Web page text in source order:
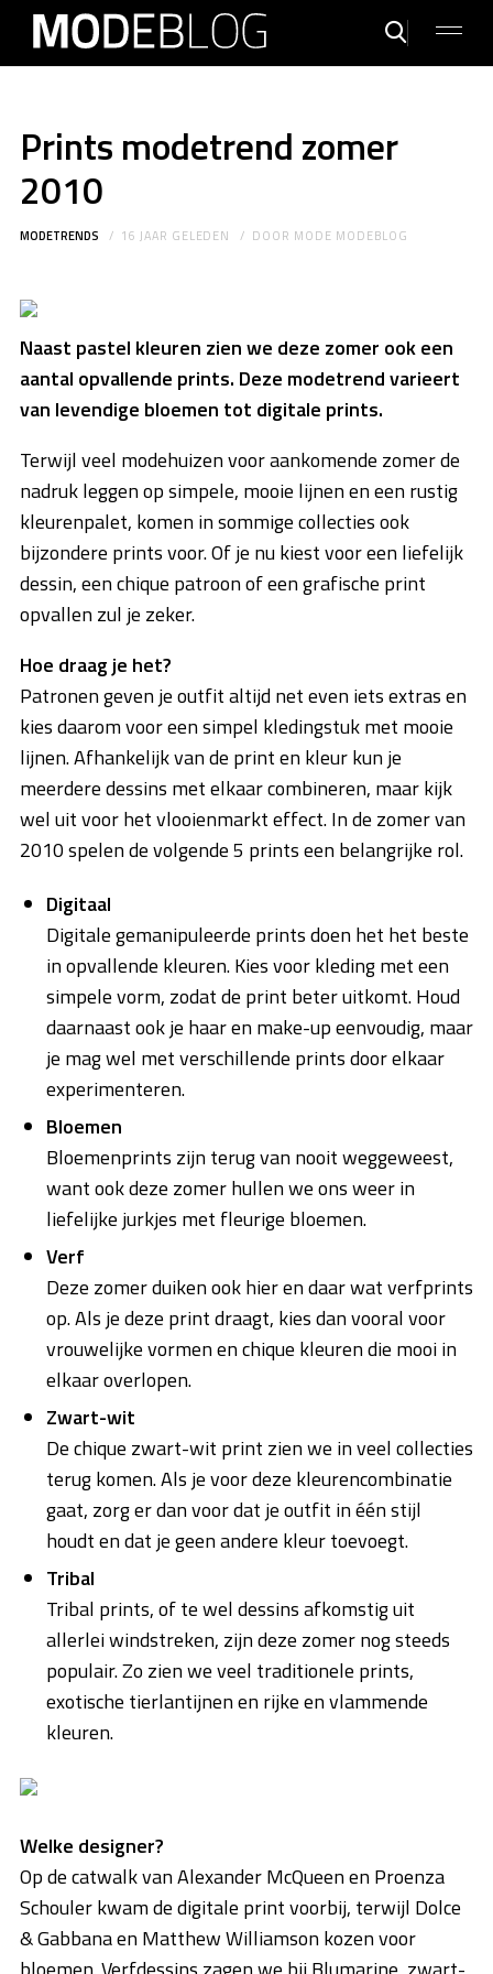
Prints modetrend zomer
2010
MODETRENDS 16 JAAR GELEDEN DOOR MODE MODEBLOG
Naast pastel kleuren zien we deze zomer ook een
aantal opvallende prints. Deze modetrend varieert
van levendige bloemen tot digitale prints.
Terwijl veel modehuizen voor aankomende zomer de
nadruk leggen op simpele, mooie lijnen en een rustig
kleurenpalet, komen in sommige collecties ook
bijzondere prints voor. Of je nu kiest voor een liefelijk
dessin, een chique patroon of een grafische print
opvallen zul je zeker.
Hoe draag je het?
Patronen geven je outfit altijd net even iets extras en
kies daarom voor een simpel kledingstuk met mooie
lijnen. Afhankelijk van de print en kleur kun je
meerdere dessins met elkaar combineren, maar kijk
wel uit voor het vlooienmarkt effect. In de zomer van
2010 spelen de volgende 5 prints een belangrijke rol.
Digitaal
Digitale gemanipuleerde prints doen het het beste
in opvallende kleuren. Kies voor kleding met een
simpele vorm, zodat de print beter uitkomt. Houd
daarnaast ook je haar en make-up eenvoudig, maar
je mag wel met verschillende prints door elkaar
experimenteren.
Bloemen
Bloemenprints zijn terug van nooit weggeweest,
want ook deze zomer hullen we ons weer in
liefelijke jurkjes met fleurige bloemen.
Verf
Deze zomer duiken ook hier en daar wat verfprints
op. Als je deze print draagt, kies dan vooral voor
vrouwelijke vormen en chique kleuren die mooi in
elkaar overlopen.
Zwart-wit
De chique zwart-wit print zien we in veel collecties
terug komen. Als je voor deze kleurencombinatie
gaat, zorg er dan voor dat je outfit in één stijl
houdt en dat je geen andere kleur toevoegt.
Tribal
Tribal prints, of te wel dessins afkomstig uit
allerlei windstreken, zijn deze zomer nog steeds
populair. Zo zien we veel traditionele prints,
exotische tierlantijnen en rijke en vlammende
kleuren.
Welke designer?
Op de catwalk van Alexander McQueen en Proenza
Schouler kwam de digitale print voorbij, terwijl Dolce
& Gabbana en Matthew Williamson kozen voor